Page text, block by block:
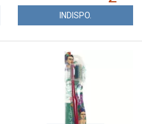
INDISPO.